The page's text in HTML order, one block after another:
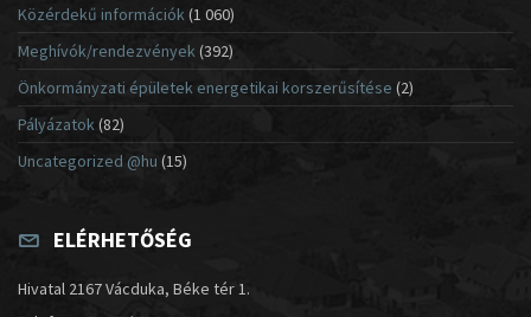
Közérdekű információk(1 060)
Meghívók/rendezvények (392)
Önkormányzati épületek energetikai korszerűsítése (2)
Pályázatok (82)
Uncategorized @hu (15)
ELÉRHETŐSÉG
Hivatal 2167 Vácduka, Béke tér 1.